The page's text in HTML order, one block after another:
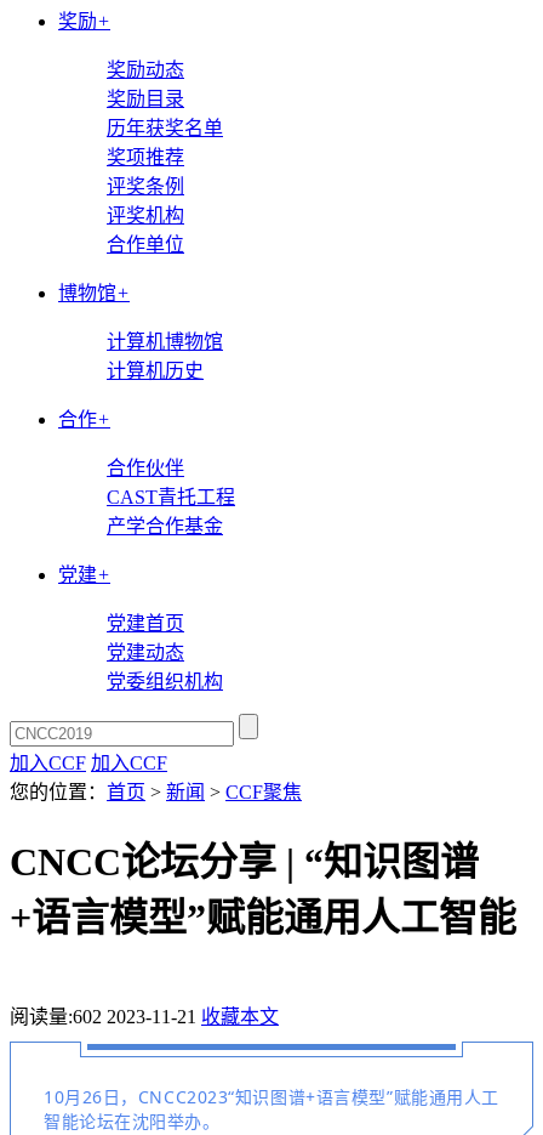
奖励+
奖励动态
奖励目录
历年获奖名单
奖项推荐
评奖条例
评奖机构
合作单位
博物馆+
计算机博物馆
计算机历史
合作+
合作伙伴
CAST青托工程
产学合作基金
党建+
党建首页
党建动态
党委组织机构
加入CCF 加入CCF
您的位置： 首页 > 新闻 > CCF聚焦
CNCC论坛分享 | “知识图谱
+语言模型”赋能通用人工智能
阅读量:602 2023-11-21 收藏本文
10月26日，CNCC2023“知识图谱+语言模型”赋能通用人工
智能论坛在沈阳举办。